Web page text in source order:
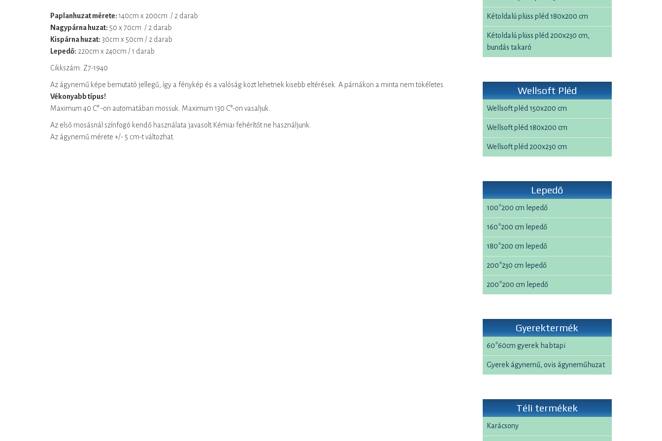
Paplanhuzat mérete:140cm x 200cm / 2 darab
Nagypárna huzat: 50 x 70cm / 2 darab
Kispárna huzat: 30cm x 50cm / 2 darab
Lepedő: 220cm x 240cm / 1 darab
Cikkszám: Z7-1940
Az ágynemű képe bemutató jellegű, így a fénykép és a valóság közt lehetnek kisebb eltérések. A párnákon a minta nem tökéletes.
Vékonyabb típus!
Maximum 40 C° -on automatában mossuk. Maximum 130 C°-on vasaljuk.
Az első mosásnál színfogó kendő használata javasolt.Kémiai fehérítőt ne használjunk.
Az ágynemű mérete +/- 5 cm-t változhat.
Kétoldalú plüss pléd 180x200 cm
Kétoldalú plüss pléd 200x230 cm,
bundás takaró
Wellsoft Pléd
Wellsoft pléd 150x200 cm
Wellsoft pléd 180x200 cm
Wellsoft pléd 200x230 cm
Lepedő
100*200 cm lepedő
160*200 cm lepedő
180*200 cm lepedő
200*230 cm lepedő
200*200 cm lepedő
Gyerektermék
60*60cm gyerek habtapi
Gyerek ágynemű, ovis ágyneműhuzat
Téli termékek
Karácsony